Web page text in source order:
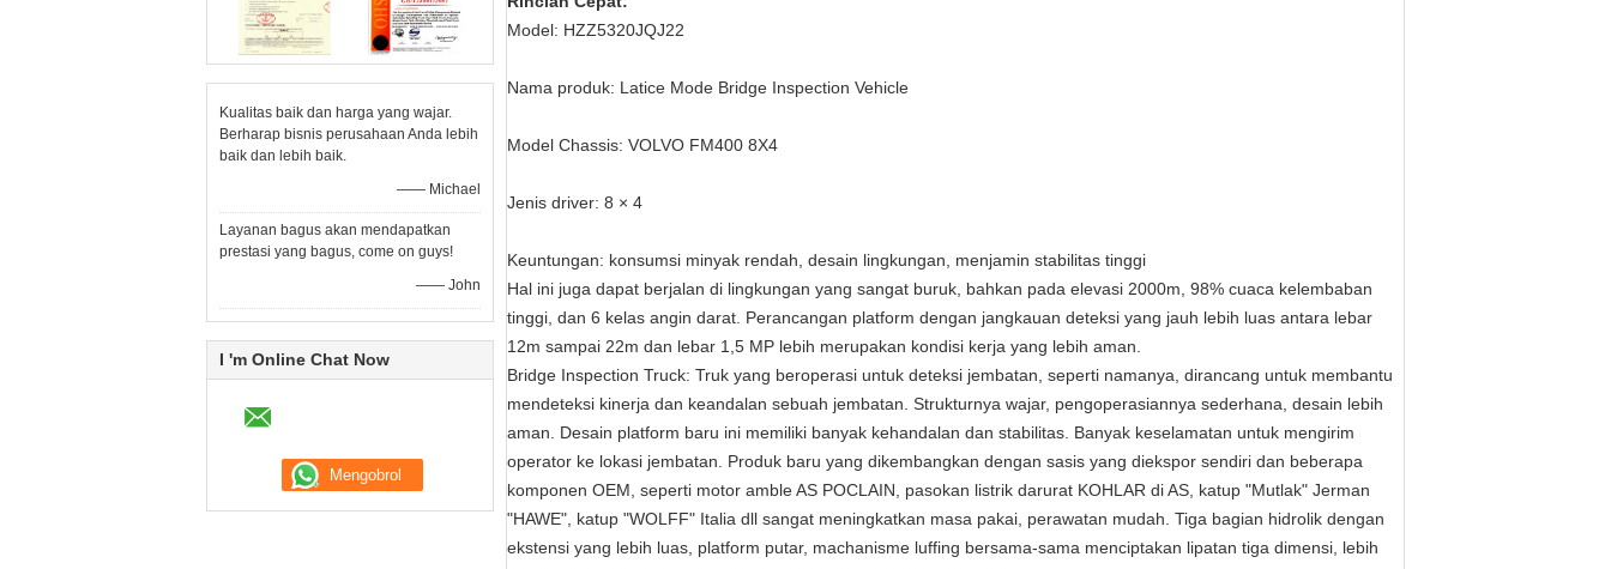
Kualitas baik dan harga yang wajar.
Berharap bisnis perusahaan Anda lebih
baik dan lebih baik.
—— Michael
Layanan bagus akan mendapatkan
prestasi yang bagus, come on guys!
—— John
I 'm Online Chat Now
Model: HZZ5320JQJ22
Nama produk: Latice Mode Bridge Inspection Vehicle
Model Chassis: VOLVO FM400 8X4
Jenis driver: 8 × 4
Keuntungan: konsumsi minyak rendah, desain lingkungan, menjamin stabilitas tinggi
Hal ini juga dapat berjalan di lingkungan yang sangat buruk, bahkan pada elevasi 2000m, 98% cuaca kelembaban
tinggi, dan 6 kelas angin darat. Perancangan platform dengan jangkauan deteksi yang jauh lebih luas antara lebar
12m sampai 22m dan lebar 1,5 MP lebih merupakan kondisi kerja yang lebih aman.
Bridge Inspection Truck: Truk yang beroperasi untuk deteksi jembatan, seperti namanya, dirancang untuk membantu
mendeteksi kinerja dan keandalan sebuah jembatan. Strukturnya wajar, pengoperasiannya sederhana, desain lebih
aman.
Desain platform baru ini memiliki banyak kehandalan dan stabilitas. Banyak keselamatan untuk mengirim
operator ke lokasi jembatan.
Produk baru yang dikembangkan dengan sasis yang diekspor sendiri dan beberapa
komponen OEM, seperti motor amble AS POCLAIN, pasokan listrik darurat KOHLAR di AS, katup "Mutlak" Jerman
"HAWE", katup "WOLFF" Italia dll sangat meningkatkan masa pakai, perawatan mudah. Tiga bagian hidrolik dengan
ekstensi yang lebih luas, platform putar, machanisme luffing bersama-sama menciptakan lipatan tiga dimensi, lebih